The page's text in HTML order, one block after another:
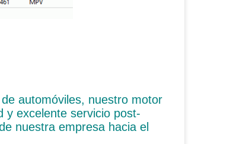
automóviles, nuestro motor
y excelente servicio post-
nuestra empresa hacia el